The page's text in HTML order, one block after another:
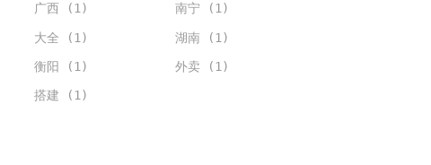
广西 (1) 南宁 (1)
大全 (1) 湖南 (1)
衡阳 (1) 外卖 (1)
搭建 (1)